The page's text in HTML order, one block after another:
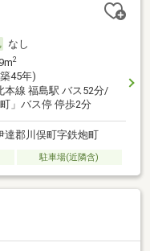
なし
2
45年)
本線 福島駅 バス52分/
町」バス停 停歩2分
達郡川俣町字鉄炮町
駐車場(近隣含)